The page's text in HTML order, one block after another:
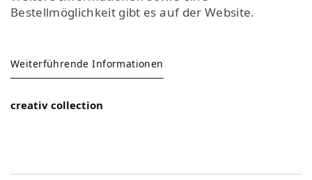
Bestellmöglichkeit gibt es auf der Website.
Weiterführende Informationen
creativ collection